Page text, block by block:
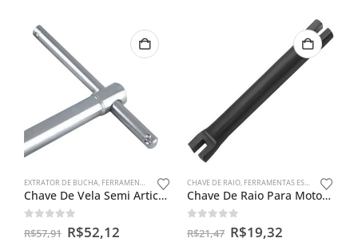
EXTRATOR DE BUCHA, FERRAMENTAS ESPECIAIS
Chave De Vela Semi Articulada 16mm
out of 5
R$57,91 R$52,12
CHAVE DE RAIO, FERRAMENTAS ESPECIAIS
Chave De Raio Para Motos 8 X 9mm
out of 5
R$21,47 R$19,32